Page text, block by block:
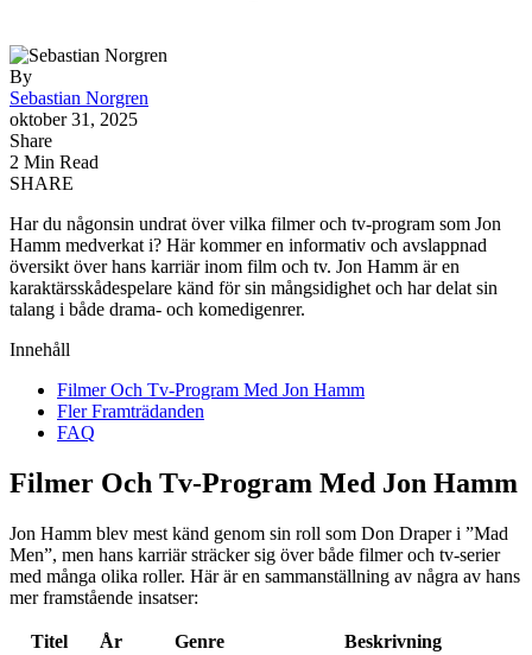
By
Sebastian Norgren
oktober 31, 2025
Share
2 Min Read
SHARE
Har du någonsin undrat över vilka filmer och tv-program som Jon
Hamm medverkat i? Här kommer en informativ och avslappnad
översikt över hans karriär inom film och tv. Jon Hamm är en
karaktärsskådespelare känd för sin mångsidighet och har delat sin
talang i både drama- och komedigenrer.
Innehåll
Filmer Och Tv-Program Med Jon Hamm
Fler Framträdanden
FAQ
Filmer Och Tv-Program Med Jon Hamm
Jon Hamm blev mest känd genom sin roll som Don Draper i ”Mad
Men”, men hans karriär sträcker sig över både filmer och tv-serier
med många olika roller. Här är en sammanställning av några av hans
mer framstående insatser:
Titel År Genre Beskrivning